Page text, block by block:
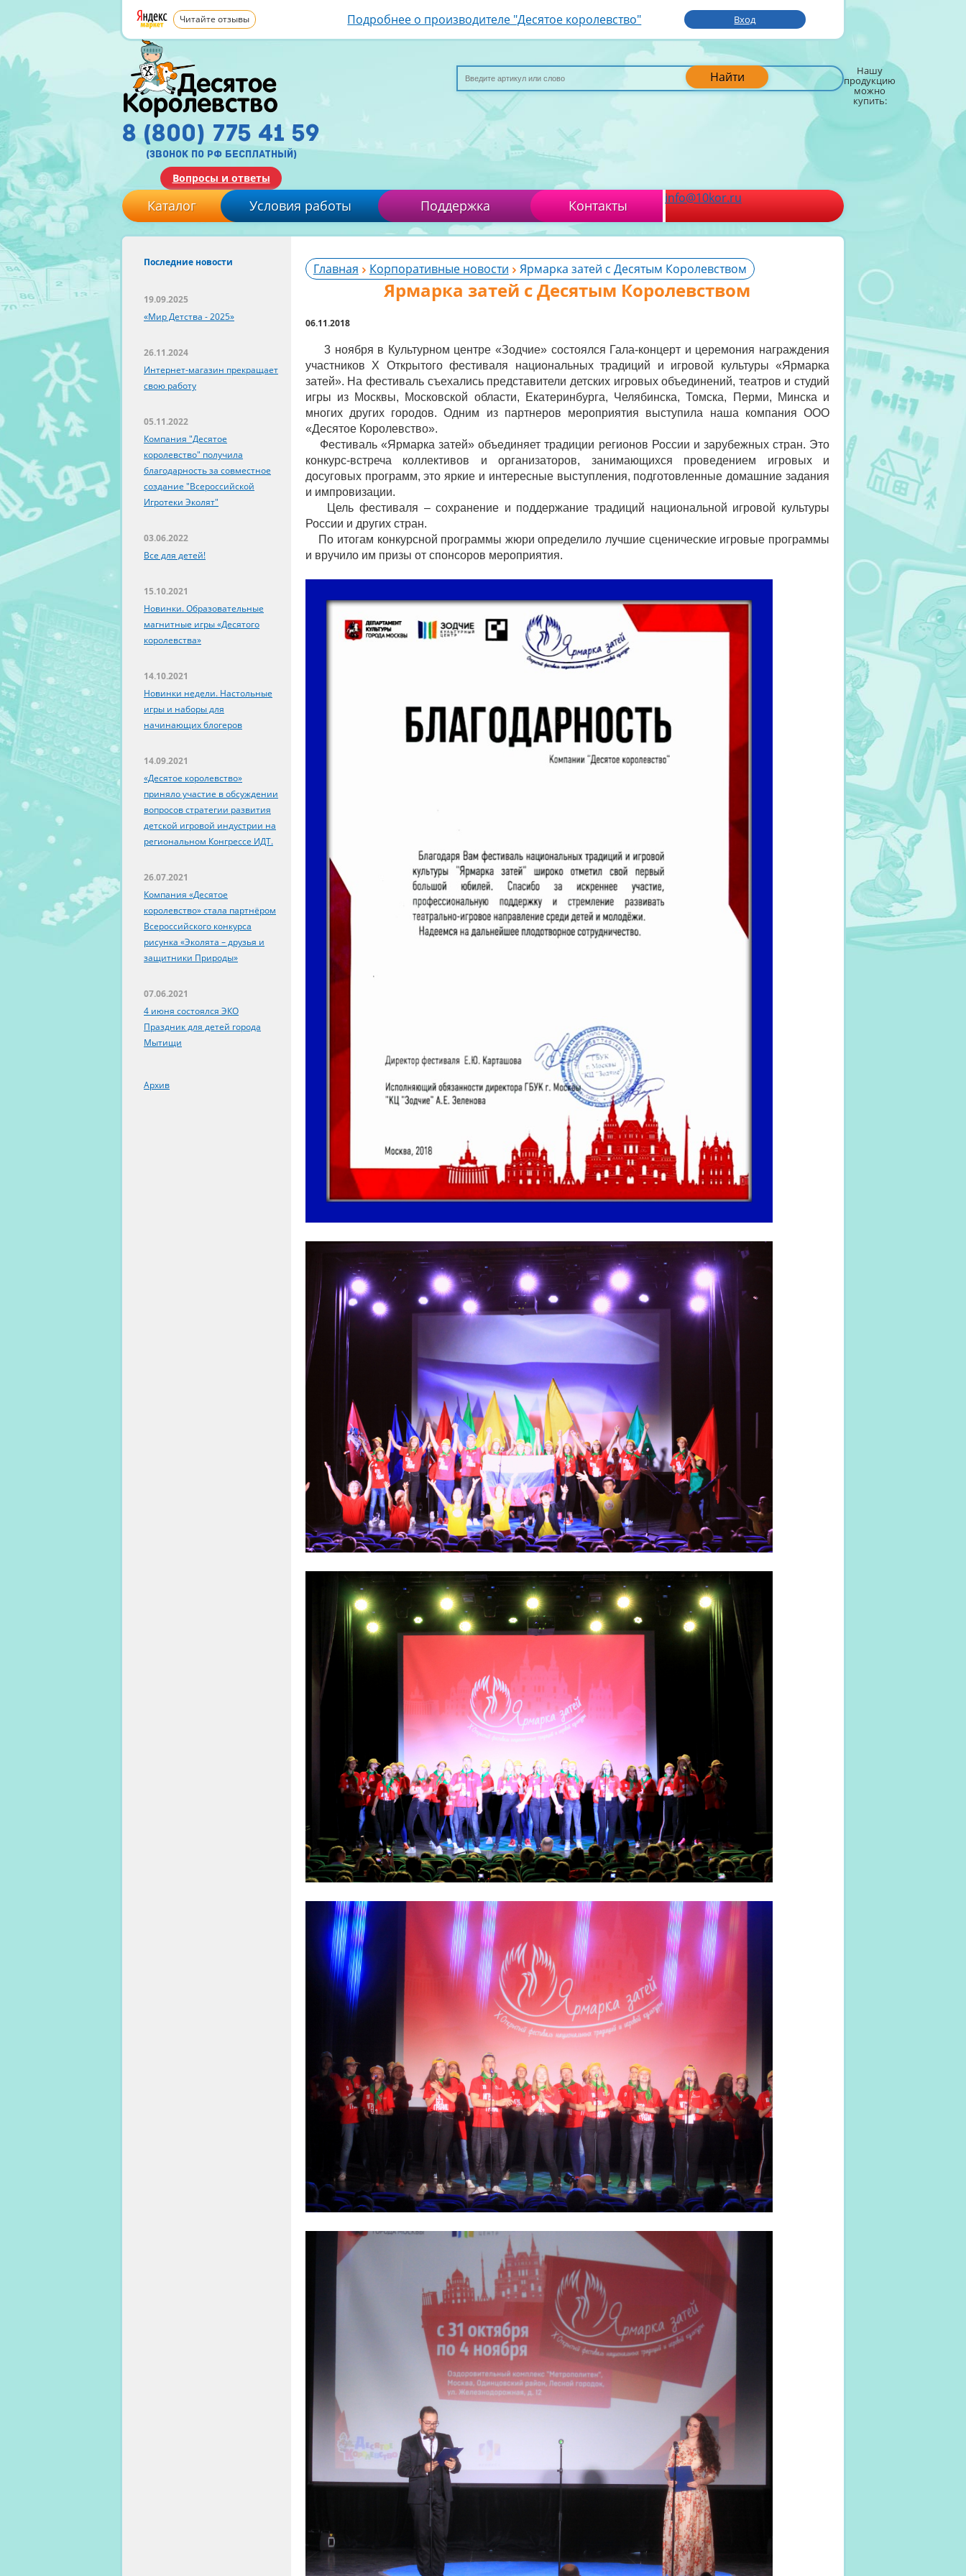
Читайте отзывы Подробнее о производителе "Десятое королевство" Вход
Найти Нашу
продукцию
можно
купить:
8 (800) 775 41 59
(звонок по рф бесплатный)
Вопросы и ответы
Каталог Условия работы Поддержка Контакты info@10kor.ru
Последние новости
19.09.2025
«Мир Детства - 2025»
26.11.2024
Интернет-магазин прекращает
свою работу
05.11.2022
Компания "Десятое
королевство" получила
благодарность за совместное
создание "Всероссийской
Игротеки Эколят"
03.06.2022
Все для детей!
15.10.2021
Новинки. Образовательные
магнитные игры «Десятого
королевства»
14.10.2021
Новинки недели. Настольные
игры и наборы для
начинающих блогеров
14.09.2021
«Десятое королевство»
приняло участие в обсуждении
вопросов стратегии развития
детской игровой индустрии на
региональном Конгрессе ИДТ.
26.07.2021
Компания «Десятое
королевство» стала партнёром
Всероссийского конкурса
рисунка «Эколята – друзья и
защитники Природы»
07.06.2021
4 июня состоялся ЭКО
Праздник для детей города
Мытищи
Архив
Главная Корпоративные новости Ярмарка затей с Десятым Королевством
Ярмарка затей с Десятым Королевством
06.11.2018
3 ноября в Культурном центре «Зодчие» состоялся Гала-концерт и церемония награждения
участников X Открытого фестиваля национальных традиций и игровой культуры «Ярмарка
затей». На фестиваль съехались представители детских игровых объединений, театров и студий
игры из Москвы, Московской области, Екатеринбурга, Челябинска, Томска, Перми, Минска и
многих других городов. Одним из партнеров мероприятия выступила наша компания ООО
«Десятое Королевство».
Фестиваль «Ярмарка затей» объединяет традиции регионов России и зарубежных стран. Это
конкурс-встреча коллективов и организаторов, занимающихся проведением игровых и
досуговых программ, это яркие и интересные выступления, подготовленные домашние задания
и импровизации.
Цель фестиваля – сохранение и поддержание традиций национальной игровой культуры
России и других стран.
По итогам конкурсной программы жюри определило лучшие сценические игровые программы
и вручило им призы от спонсоров мероприятия.